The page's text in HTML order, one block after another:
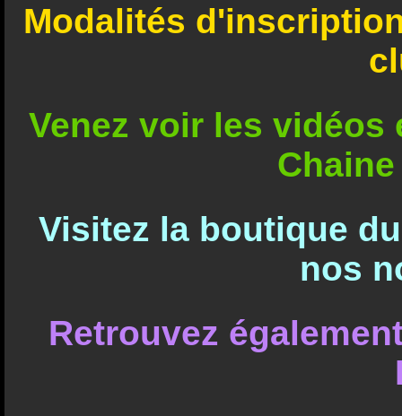
Modalités
Venez voir les
Visitez la boutique
nos
Retrouvez